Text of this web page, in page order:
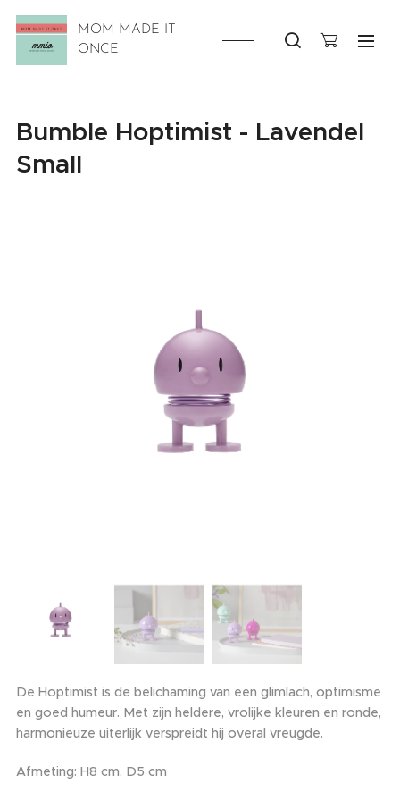
MOM MADE IT
ONCE
Bumble Hoptimist - Lavendel
Small
De Hoptimist is de belichaming van een glimlach, optimisme
en goed humeur. Met zijn heldere, vrolijke kleuren en ronde,
harmonieuze uiterlijk verspreidt hij overal vreugde.
Afmeting: H8 cm, D5 cm